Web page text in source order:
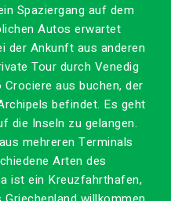
Spaziergang auf dem
Autos erwartet
der Ankunft aus anderen
Tour durch Venedig
aus buchen, der
befindet. Es geht
die Inseln zu gelangen.
mehreren Terminals
Arten des
ist ein Kreuzfahrthafen,